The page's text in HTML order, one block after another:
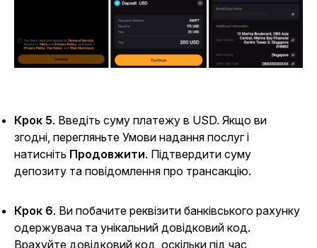
Крок 5. Введіть суму платежу в USD. Якщо ви
згодні, перегляньте Умови надання послуг і
натисніть Продовжити. Підтвердити суму
депозиту та повідомлення про трансакцію.
Крок 6. Ви побачите реквізити банківського рахунку
одержувача та унікальний довідковий код.
Врахуйте довідковий код, оскільки під час